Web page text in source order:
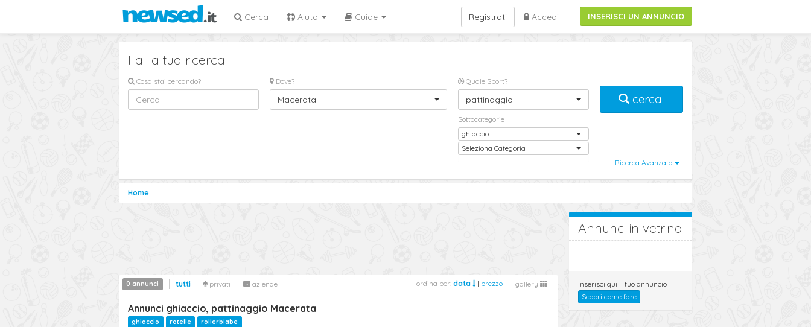
INSERISCI UN ANNUNCIO
Cerca Aiuto Guide Accedi
Registrati
Fai la tua ricerca
Cosa stai cercando? Dove?
Macerata
Quale Sport?
pattinaggio
Sottocategorie
ghiaccio
Sottocategoria
2
Seleziona Categoria
cerca
Ricerca Avanzata
Home
tutti privati aziende
0 annunci ordina per: data | prezzo gallery
Annunci ghiaccio, pattinaggio Macerata
ghiaccio rotelle rollerblabe
Annunci in vetrina
Inserisci qui il tuo annuncio
Scopri come fare